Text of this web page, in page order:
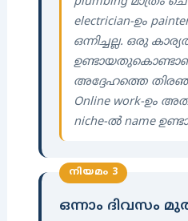
electrician-ഉം
ഒന്നിച്ചല്ല. ഒരു
അദ്ദേഹത്തെ
Online work-ഉം
niche-ൽ name
നിയമം 3
ഒന്നാം ദിവസം